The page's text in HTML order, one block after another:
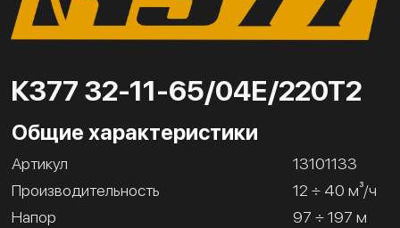
К377 32-11-65/04Е/220Т2
Общие характеристики
Артикул
13101133
Производительность
12 ÷ 40 м³/ч
Напор
97 ÷ 197 м